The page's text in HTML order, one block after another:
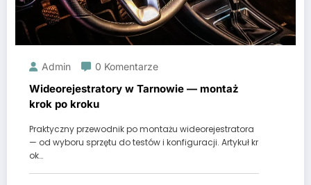
Admin 0 Komentarze
Wideorejestratory w Tarnowie — montaż
krok po kroku
Praktyczny przewodnik po montażu wideorejestratora
— od wyboru sprzętu do testów i konfiguracji. Artykuł kr
ok…